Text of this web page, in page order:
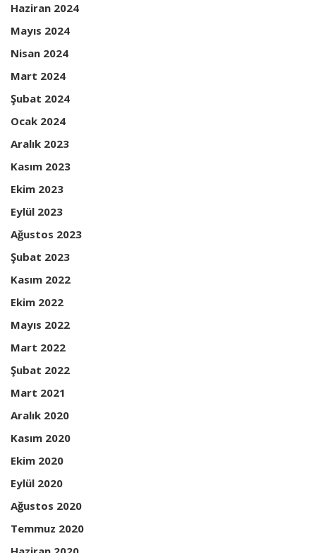
Haziran 2024
Mayıs 2024
Nisan 2024
Mart 2024
Şubat 2024
Ocak 2024
Aralık 2023
Kasım 2023
Ekim 2023
Eylül 2023
Ağustos 2023
Şubat 2023
Kasım 2022
Ekim 2022
Mayıs 2022
Mart 2022
Şubat 2022
Mart 2021
Aralık 2020
Kasım 2020
Ekim 2020
Eylül 2020
Ağustos 2020
Temmuz 2020